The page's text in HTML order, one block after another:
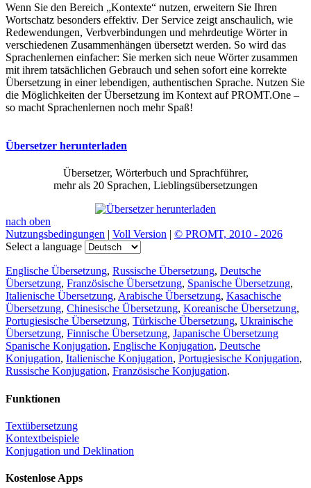
Wenn Sie den Bereich „Kontexte“ nutzen, erweitern Sie Ihren
Wortschatz besonders effektiv. Der Service zeigt anschaulich, wie
Redewendungen, Verbverbindungen und mehrdeutige Wörter in
verschiedenen Zusammenhängen übersetzt werden. So wird das
Sprachenlernen einfacher: Sie merken sich neue Wörter zusammen
mit ihrem tatsächlichen Gebrauch und sehen sofort eine korrekte
Übersetzung in einer lebendigen, authentischen Sprache. Nutzen Sie
die Möglichkeiten der Übersetzung im Kontext auf PROMT.One –
so macht Sprachenlernen noch mehr Spaß!
Übersetzer herunterladen
Übersetzer, Wörterbuch und Sprachführer,
mehr als 20 Sprachen, Lieblingsübersetzungen
nach oben
Nutzungsbedingungen | Voll Version | © PROMT, 2010 - 2026
Select a language
Englische Übersetzung, Russische Übersetzung, Deutsche
Übersetzung, Französische Übersetzung, Spanische Übersetzung,
Italienische Übersetzung, Arabische Übersetzung, Kasachische
Übersetzung, Chinesische Übersetzung, Koreanische Übersetzung,
Portugiesische Übersetzung, Türkische Übersetzung, Ukrainische
Übersetzung, Finnische Übersetzung, Japanische Übersetzung
Spanische Konjugation, Englische Konjugation, Deutsche
Konjugation, Italienische Konjugation, Portugiesische Konjugation,
Russische Konjugation, Französische Konjugation.
Funktionen
Textübersetzung
Kontextbeispiele
Konjugation und Deklination
Kostenlose Apps